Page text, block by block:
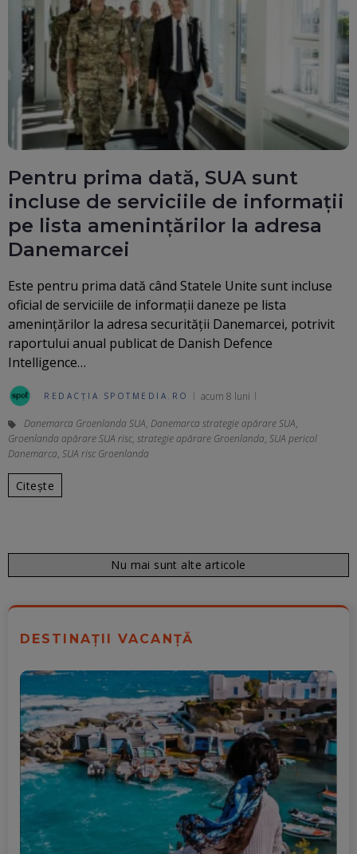
Pentru prima dată, SUA sunt
incluse de serviciile de informații
pe lista amenințărilor la adresa
Danemarcei
Este pentru prima dată când Statele Unite sunt incluse
oficial de serviciile de informații daneze pe lista
amenințărilor la adresa securității Danemarcei, potrivit
raportului anual publicat de Danish Defence
Intelligence…
REDACȚIA SPOTMEDIA.RO acum 8 luni
Danemarca Groenlanda SUA, Danemarca strategie apărare SUA,
Groenlanda apărare SUA risc, strategie apărare Groenlanda, SUA pericol
Danemarca, SUA risc Groenlanda
Citește
Nu mai sunt alte articole
DESTINAȚII VACANȚĂ